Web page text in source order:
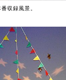
番収録風景。